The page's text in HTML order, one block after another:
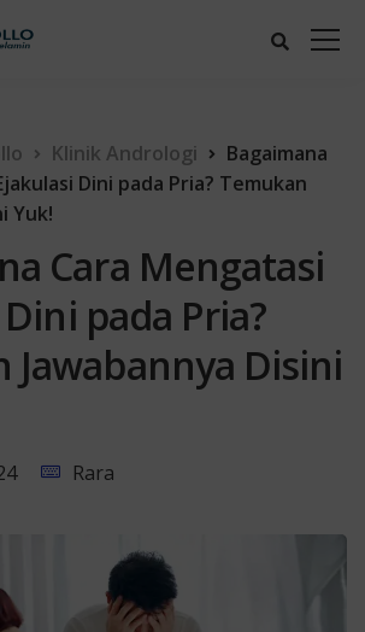
Klinik Andrologi
Bagaimana
Dini pada Pria? Temukan
Yuk!
Cara Mengatasi
pada Pria?
Jawabannya Disini
Rara